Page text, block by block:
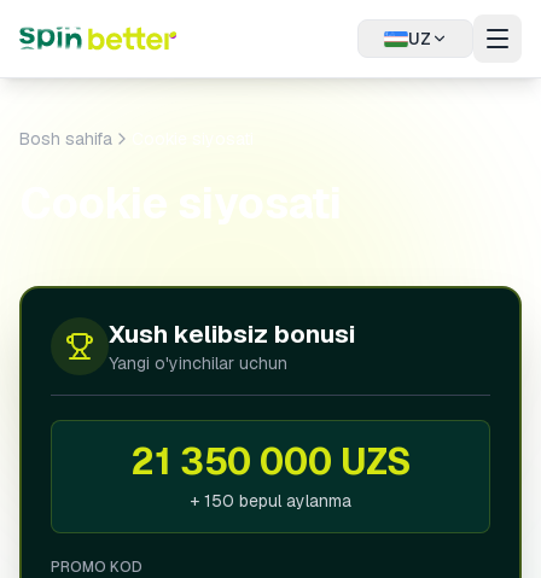
UZ
Hungary
Kazakhstan (Русский)
Mexico (Español)
Bosh sahifa
Cookie siyosati
Xush kelibsiz bonusi
Yangi o'yinchilar uchun
21 350 000 UZS
+ 150 bepul aylanma
PROMO KOD